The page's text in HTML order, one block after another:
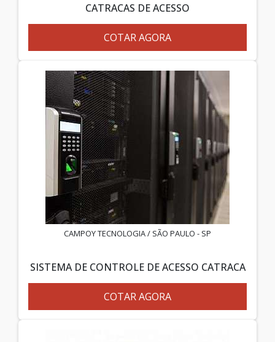
CATRACAS DE ACESSO
COTAR AGORA
CAMPOY TECNOLOGIA / SÃO PAULO - SP
SISTEMA DE CONTROLE DE ACESSO CATRACA
COTAR AGORA